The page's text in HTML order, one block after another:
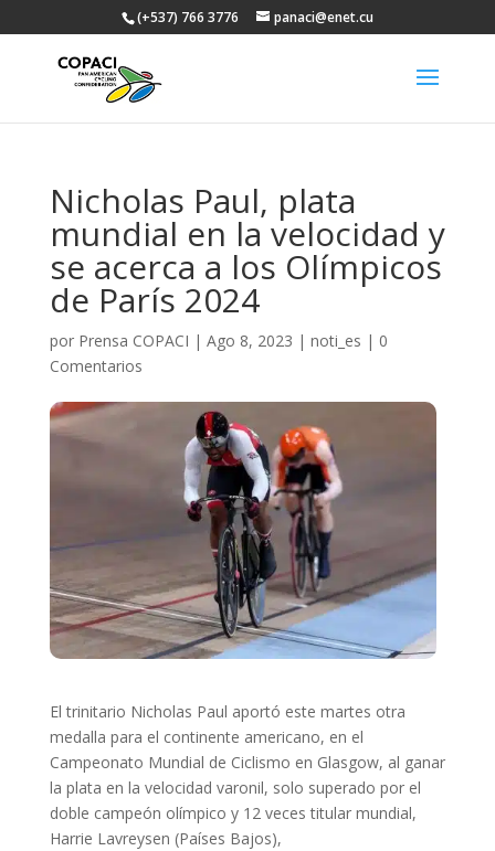
(+537) 766 3776 panaci@enet.cu
Nicholas Paul, plata
mundial en la velocidad y
se acerca a los Olímpicos
de París 2024
por Prensa COPACI | Ago 8, 2023 | noti_es | 0
Comentarios
El trinitario Nicholas Paul aportó este martes otra
medalla para el continente americano, en el
Campeonato Mundial de Ciclismo en Glasgow, al ganar
la plata en la velocidad varonil, solo superado por el
doble campeón olímpico y 12 veces titular mundial,
Harrie Lavreysen (Países Bajos),